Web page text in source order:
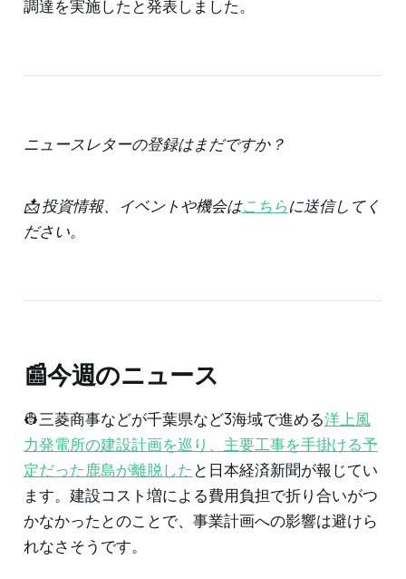
調達を実施したと発表しました。
ニュースレターの登録はまだですか？
📩 投資情報、イベントや機会はこちらに送信してく
ださい。
📰今週のニュース
👷三菱商事などが千葉県など3海域で進める洋上風
力発電所の建設計画を巡り、主要工事を手掛ける予
定だった鹿島が離脱した と日本経済新聞が報じてい
ます。建設コスト増による費用負担で折り合いがつ
かなかったとのことで、事業計画への影響は避けら
れなさそうです。